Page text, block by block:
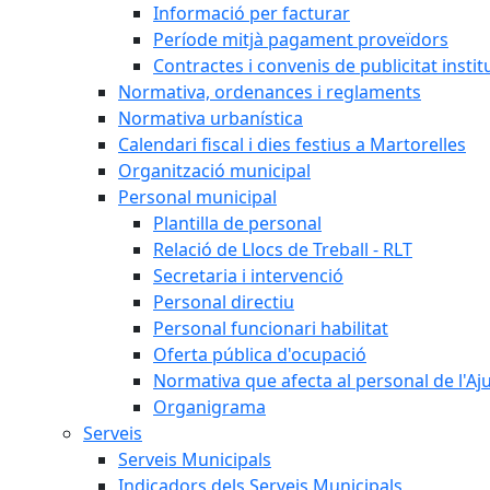
Informació per facturar
Període mitjà pagament proveïdors
Contractes i convenis de publicitat
Normativa, ordenances i reglaments
Normativa urbanística
Calendari fiscal i dies festius a Martorelles
Organització municipal
Personal municipal
Plantilla de personal
Relació de Llocs de Treball - RLT
Secretaria i intervenció
Personal directiu
Personal funcionari habilitat
Oferta pública d'ocupació
Normativa que afecta al personal de
Organigrama
Serveis
Serveis Municipals